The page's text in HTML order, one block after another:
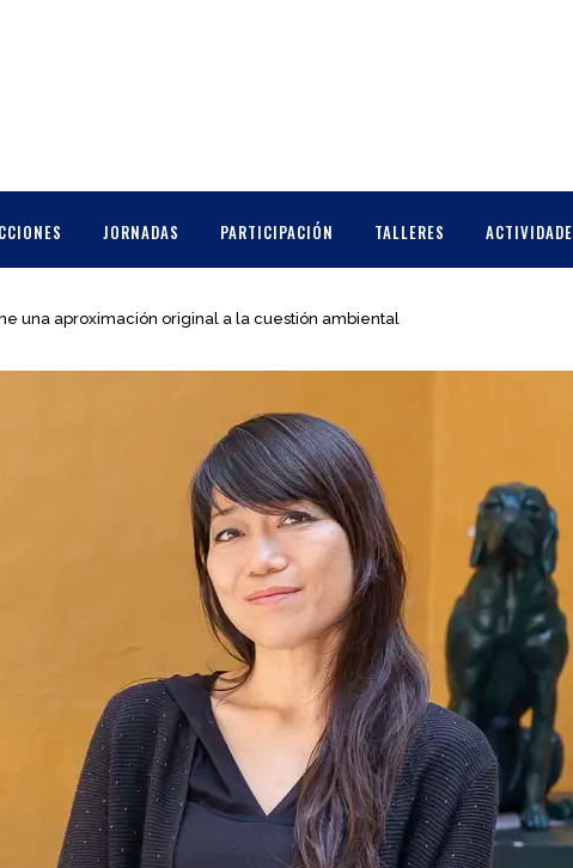
JORNADAS PARTICIPACIÓN TALLERES
una aproximación original a la cuestión ambiental